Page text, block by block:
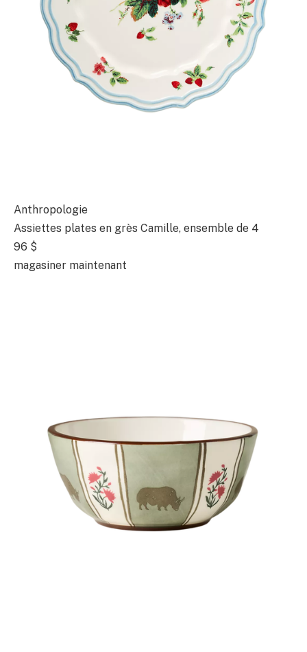
Anthropologie
Assiettes plates en grès Camille, ensemble de 4
96 $
magasiner maintenant